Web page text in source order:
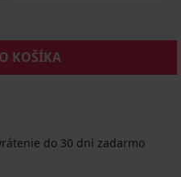
KOŠÍKA
do 30 dní zadarmo